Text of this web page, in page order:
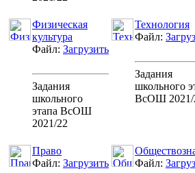
Физическая
культура
Файл: Загрузить
Задания
школьного
этапа ВсОШ
2021/22
Технология
Файл:
Задания
школьного
ВсОШ 2021/
Право
Файл: Загрузить
Файл: